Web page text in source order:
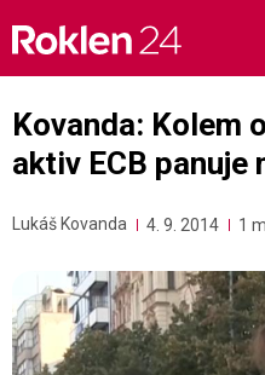
content
Kovanda: Kolem
aktiv ECB panuje
Lukáš Kovanda 4. 9. 2014 1